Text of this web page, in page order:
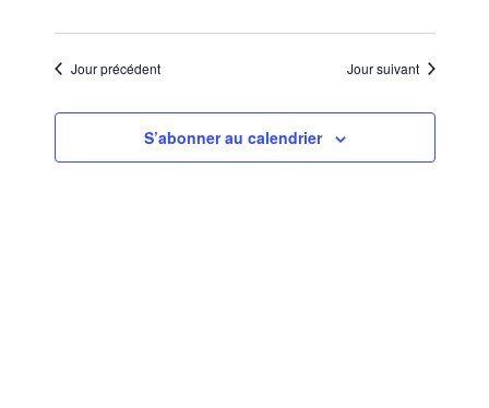
Jour précédent Jour suivant
S’abonner au calendrier